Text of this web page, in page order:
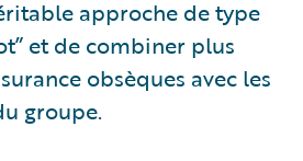
approche de type
et de combiner plus
obsèques avec les
groupe.